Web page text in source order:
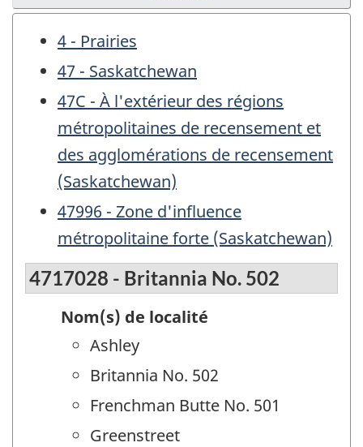
4 - Prairies
47 - Saskatchewan
47C - À l'extérieur des régions
métropolitaines de recensement et
des agglomérations de recensement
(Saskatchewan)
47996 - Zone d'influence
métropolitaine forte (Saskatchewan)
4717028 - Britannia No. 502
Nom(s) de localité
Ashley
Britannia No. 502
Frenchman Butte No. 501
Greenstreet